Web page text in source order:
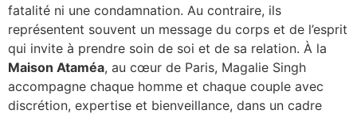
fatalité ni une condamnation. Au contraire, ils
représentent souvent un message du corps et de l’esprit
qui invite à prendre soin de soi et de sa relation. À la
Maison Ataméa, au cœur de Paris, Magalie Singh
accompagne chaque homme et chaque couple avec
discrétion, expertise et bienveillance, dans un cadre